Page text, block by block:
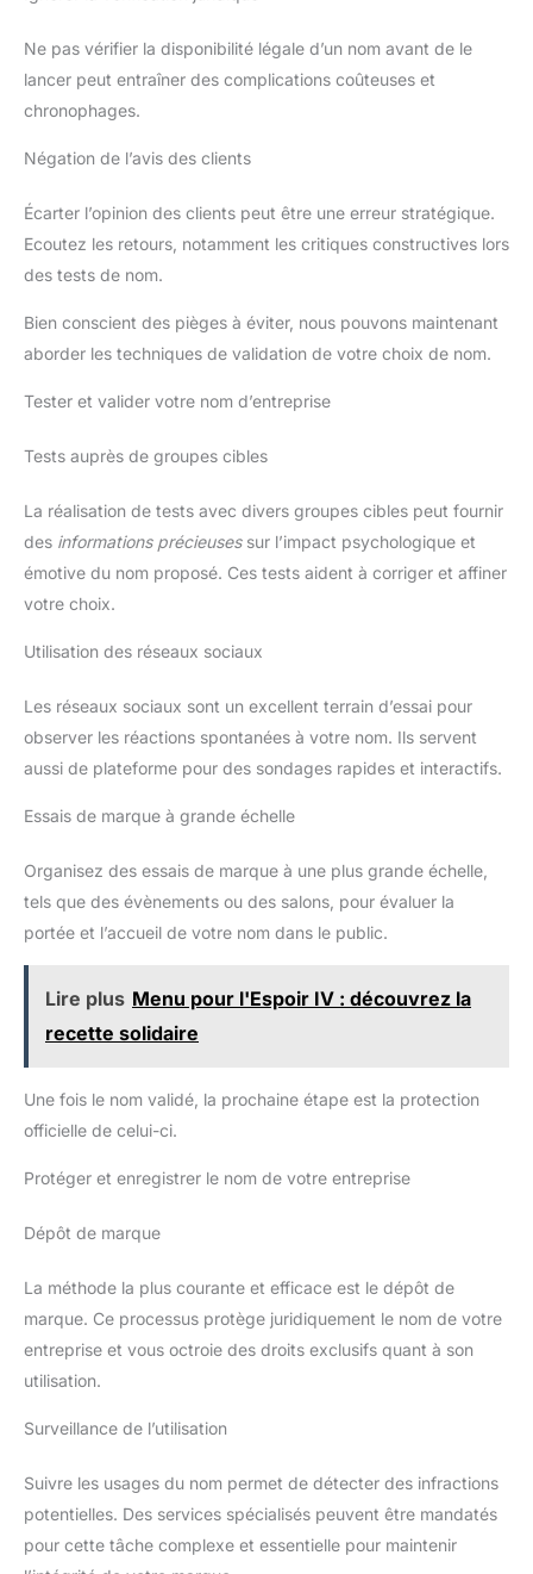
Ne pas vérifier la disponibilité légale d’un nom avant de le
lancer peut entraîner des complications coûteuses et
chronophages.
Négation de l’avis des clients
Écarter l’opinion des clients peut être une erreur stratégique.
Ecoutez les retours, notamment les critiques constructives lors
des tests de nom.
Bien conscient des pièges à éviter, nous pouvons maintenant
aborder les techniques de validation de votre choix de nom.
Tester et valider votre nom d’entreprise
Tests auprès de groupes cibles
La réalisation de tests avec divers groupes cibles peut fournir
des informations précieusessur l’impact psychologique et
émotive du nom proposé. Ces tests aident à corriger et affiner
votre choix.
Utilisation des réseaux sociaux
Les réseaux sociaux sont un excellent terrain d’essai pour
observer les réactions spontanées à votre nom. Ils servent
aussi de plateforme pour des sondages rapides et interactifs.
Essais de marque à grande échelle
Organisez des essais de marque à une plus grande échelle,
tels que des évènements ou des salons, pour évaluer la
portée et l’accueil de votre nom dans le public.
Lire plus Menu pour l'Espoir IV : découvrez la
recette solidaire
Une fois le nom validé, la prochaine étape est la protection
officielle de celui-ci.
Protéger et enregistrer le nom de votre entreprise
Dépôt de marque
La méthode la plus courante et efficace est le dépôt de
marque. Ce processus protège juridiquement le nom de votre
entreprise et vous octroie des droits exclusifs quant à son
utilisation.
Surveillance de l’utilisation
Suivre les usages du nom permet de détecter des infractions
potentielles. Des services spécialisés peuvent être mandatés
pour cette tâche complexe et essentielle pour maintenir